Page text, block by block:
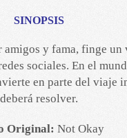
SINOPSIS
amigos y fama, finge un
sociales. En el
en parte del viaje
deberá resolver.
Original: Not Okay